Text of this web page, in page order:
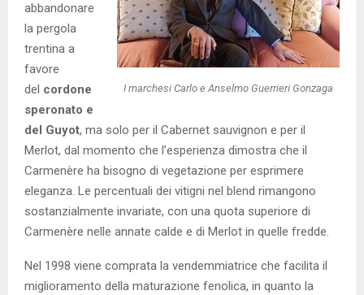
I marchesi Carlo e Anselmo Guerrieri Gonzaga
abbandonare
la pergola
trentina a
favore
del cordone
speronato e
del Guyot, ma solo per il Cabernet sauvignon e per il
Merlot, dal momento che l’esperienza dimostra che il
Carmenère ha bisogno di vegetazione per esprimere
eleganza. Le percentuali dei vitigni nel blend rimangono
sostanzialmente invariate, con una quota superiore di
Carmenère nelle annate calde e di Merlot in quelle fredde.
Nel 1998 viene comprata la vendemmiatrice che facilita il
miglioramento della maturazione fenolica, in quanto la